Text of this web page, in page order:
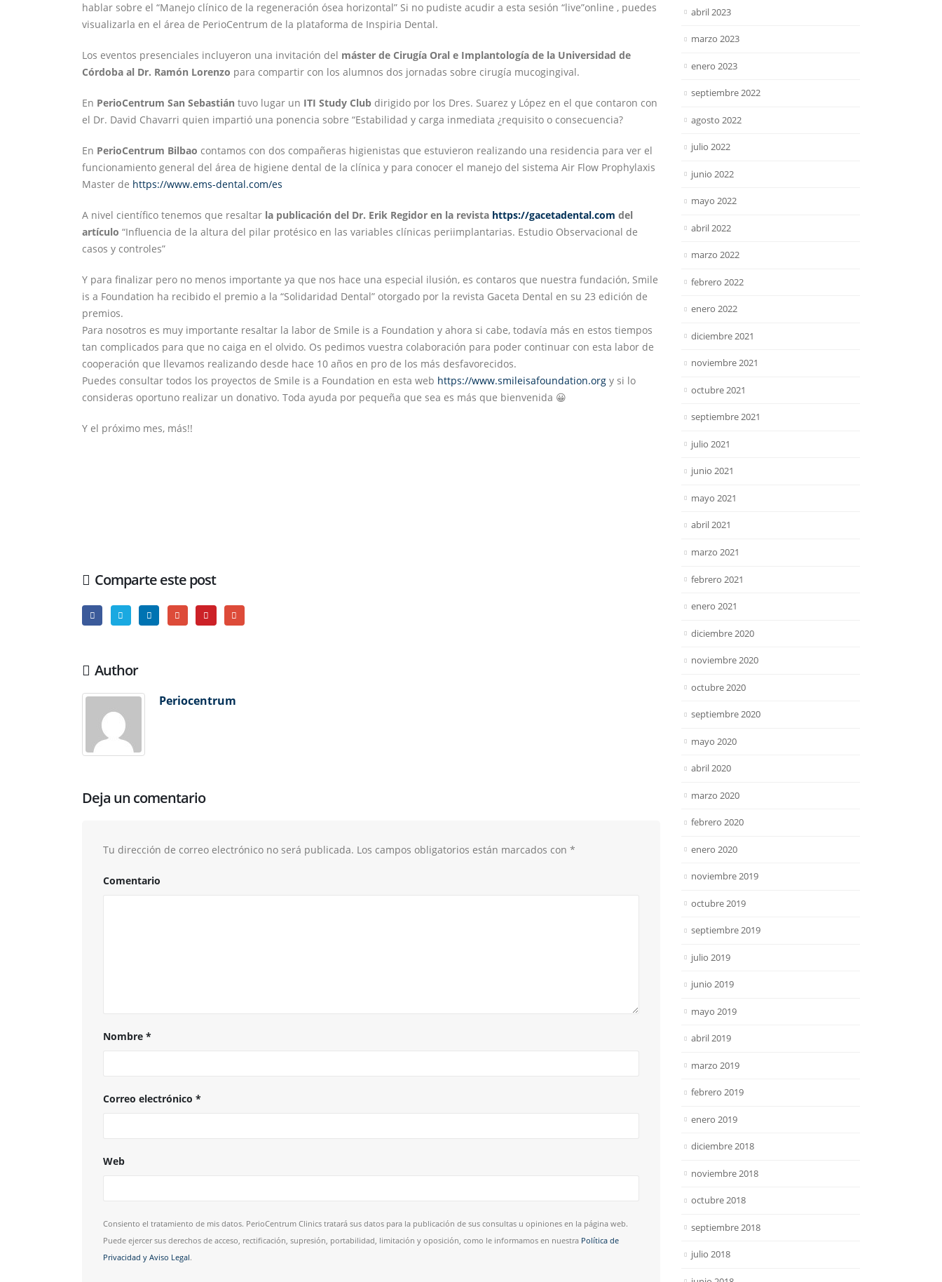
hablar sobre el “Manejo clínico de la regeneración ósea horizontal” Si no pudiste acudir a esta sesión “live”online , puedes
visualizarla en el área de PerioCentrum de la plataforma de Inspiria Dental.
Los eventos presenciales incluyeron una invitación del máster de Cirugía Oral e Implantología de la Universidad de
Córdoba al Dr. Ramón Lorenzo para compartir con los alumnos dos jornadas sobre cirugía mucogingival.
En PerioCentrum San Sebastián tuvo lugar un ITI Study Club dirigido por los Dres. Suarez y López en el que contaron con
el Dr. David Chavarri quien impartió una ponencia sobre “Estabilidad y carga inmediata ¿requisito o consecuencia?
En PerioCentrum Bilbao contamos con dos compañeras higienistas que estuvieron realizando una residencia para ver el
funcionamiento general del área de higiene dental de la clínica y para conocer el manejo del sistema Air Flow Prophylaxis
Master de https://www.ems-dental.com/es
A nivel científico tenemos que resaltar la publicación del Dr. Erik Regidor en la revista https://gacetadental.com del
artículo “Influencia de la altura del pilar protésico en las variables clínicas periimplantarias. Estudio Observacional de
casos y controles”
Y para finalizar pero no menos importante ya que nos hace una especial ilusión, es contaros que nuestra fundación, Smile
is a Foundation ha recibido el premio a la “Solidaridad Dental” otorgado por la revista Gaceta Dental en su 23 edición de
premios.
Para nosotros es muy importante resaltar la labor de Smile is a Foundation y ahora si cabe, todavía más en estos tiempos
tan complicados para que no caiga en el olvido. Os pedimos vuestra colaboración para poder continuar con esta labor de
cooperación que llevamos realizando desde hace 10 años en pro de los más desfavorecidos.
Puedes consultar todos los proyectos de Smile is a Foundation en esta web https://www.smileisafoundation.org y si lo
consideras oportuno realizar un donativo. Toda ayuda por pequeña que sea es más que bienvenida 😀
Y el próximo mes, más!!
Comparte este post
Author
Periocentrum
Deja un comentario
Tu dirección de correo electrónico no será publicada. Los campos obligatorios están marcados con *
Comentario
Nombre *
Correo electrónico *
Web
Consiento el tratamiento de mis datos. PerioCentrum Clinics tratará sus datos para la publicación de sus consultas u opiniones en la página web.
Puede ejercer sus derechos de acceso, rectificación, supresión, portabilidad, limitación y oposición, como le informamos en nuestra Política de
Privacidad y Aviso Legal.
abril 2023
marzo 2023
enero 2023
septiembre 2022
agosto 2022
julio 2022
junio 2022
mayo 2022
abril 2022
marzo 2022
febrero 2022
enero 2022
diciembre 2021
noviembre 2021
octubre 2021
septiembre 2021
julio 2021
junio 2021
mayo 2021
abril 2021
marzo 2021
febrero 2021
enero 2021
diciembre 2020
noviembre 2020
octubre 2020
septiembre 2020
mayo 2020
abril 2020
marzo 2020
febrero 2020
enero 2020
noviembre 2019
octubre 2019
septiembre 2019
julio 2019
junio 2019
mayo 2019
abril 2019
marzo 2019
febrero 2019
enero 2019
diciembre 2018
noviembre 2018
octubre 2018
septiembre 2018
julio 2018